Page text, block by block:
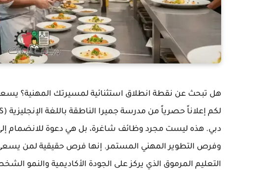
هل تبحث عن نقطة انطلاق استثنائية لمسيرتك المهنية؟
دبي. هذه ليست مجرد وظائف شاغرة، بل هي دعوة للانضمام إلى
وفرص التطوير المهني المستمر. إنها فرص حقيقية لمن
التعليم المرموق الذي يركز على الجودة الأكاديمية والنمو